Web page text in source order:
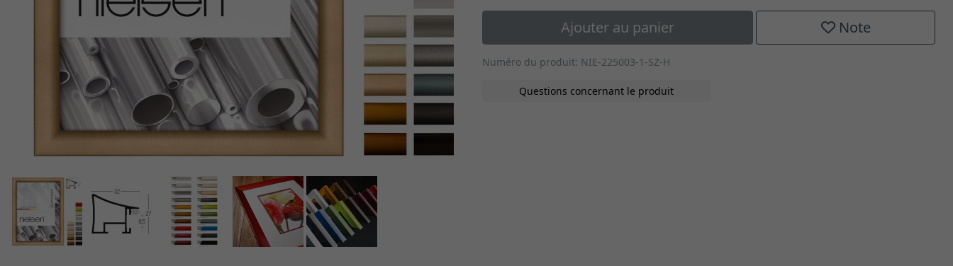
Ajouter au panier Note
Numéro du produit: NIE-225003-1-SZ-H
Questions concernant le produit